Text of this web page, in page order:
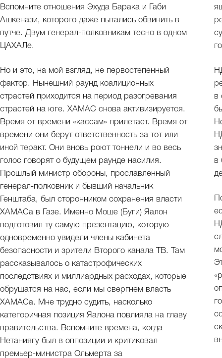
Вспомните отношения Эхуда Барака и Габи
Ашкенази, которого даже пытались обвинить в
путче. Двум генерал-полковникам тесно в одном
ЦАХАЛе.
Но и это, на мой взгляд, не первостепенный
фактор. Нынешний раунд коалиционных
страстей приходится на период разогревания
страстей на юге. ХАМАС снова активизируется.
Время от времени «кассам» прилетает. Время от
времени они берут ответственность за тот или
иной теракт. Они вновь роют тоннели и во весь
голос говорят о будущем раунде насилия.
Прошлый министр обороны, прославленный
генерал-полковник и бывший начальник
Генштаба, был сторонником сохранения власти
ХАМАСа в Газе. Именно Моше (Буги) Яалон
подготовил ту самую презентацию, которую
одновременно увидели члены кабинета
безопасности и зрители Второго канала ТВ. Там
рассказывалось о катастрофических
последствиях и миллиардных расходах, которые
обрушатся на нас, если мы свергнем власть
ХАМАСа. Мне трудно судить, насколько
категоричная позиция Яалона повлияла на главу
правительства. Вспомните времена, когда
Нетаниягу был в оппозиции и критиковал
премьер-министра Ольмерта за
в
в